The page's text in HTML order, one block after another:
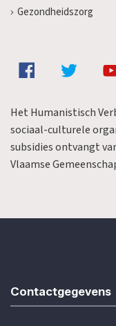
Gezondheidszorg
Het Humanistisch
sociaal-culturele
subsidies ontvangt
Vlaamse
Contactgegevens